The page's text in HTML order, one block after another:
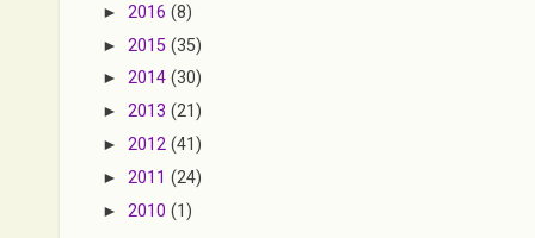
► 2016 (8)
► 2015 (35)
► 2014 (30)
► 2013 (21)
► 2012 (41)
► 2011 (24)
► 2010 (1)